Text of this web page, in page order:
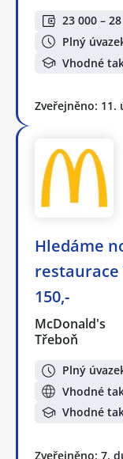
23 000 –
Plný
Vhodné
Zveřejněno: 11.
Hledáme
restaurace
150,-
McDonald's
Třeboň
Plný
Vhodné
Vhodné
Zveřejněno: 7.